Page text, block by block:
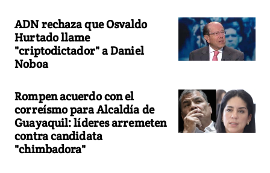
ADN rechaza que Osvaldo
Hurtado llame
"criptodictador" a Daniel
Noboa
Rompen acuerdo con el
correísmo para Alcaldía de
Guayaquil: líderes arremeten
contra candidata
"chimbadora"